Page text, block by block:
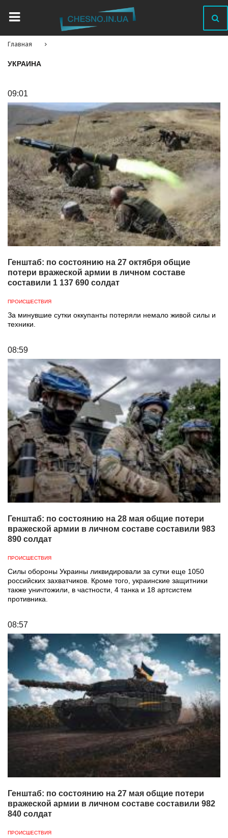
Главная
УКРАИНА
09:01
Генштаб: по состоянию на 27 октября общие
потери вражеской армии в личном составе
составили 1 137 690 солдат
ПРОИСШЕСТВИЯ
За минувшие сутки оккупанты потеряли немало живой силы и
техники.
08:59
Генштаб: по состоянию на 28 мая общие потери
вражеской армии в личном составе составили 983
890 солдат
ПРОИСШЕСТВИЯ
Силы обороны Украины ликвидировали за сутки еще 1050
российских захватчиков. Кроме того, украинские защитники
также уничтожили, в частности, 4 танка и 18 артсистем
противника.
08:57
Генштаб: по состоянию на 27 мая общие потери
вражеской армии в личном составе составили 982
840 солдат
ПРОИСШЕСТВИЯ